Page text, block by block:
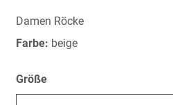
springen
Damen Röcke
Farbe: beige
Größe